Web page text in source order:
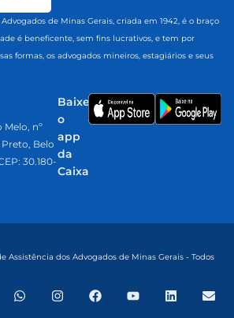
de Minas Gerais, criada em 1942, é o braço
é beneficente, sem fins lucrativos, e tem por
formas, os advogados mineiros, estagiários e seus
Melo, nº
Belo
30.180-
Baixe
o
app
da
Caixa
Assistência dos Advogados de Minas Gerais - Todos